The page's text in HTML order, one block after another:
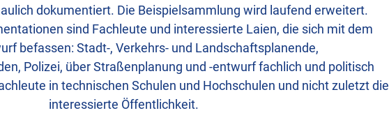
dokumentiert. Die Beispielsammlung wird laufend erweitert.
sind Fachleute und interessierte Laien, die sich mit dem
befassen: Stadt-, Verkehrs- und Landschaftsplanende,
Polizei, über Straßenplanung und -entwurf fachlich und politisch
in technischen Schulen und Hochschulen und nicht zuletzt die
interessierte Öffentlichkeit.